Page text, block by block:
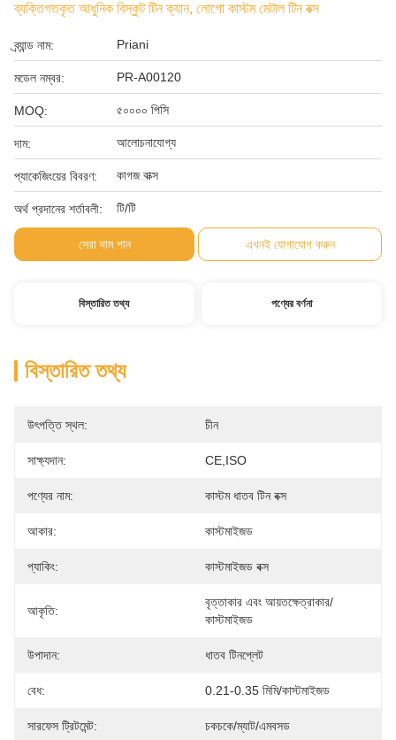
ব্যক্তিগতকৃত আধুনিক বিস্কুট টিন ক্যান, লোগো কাস্টম মেটাল টিন বক্স
ব্র্যান্ড নাম: Priani
মডেল নম্বর: PR-A00120
MOQ: ৫০০০০ পিসি
দাম: আলোচনাযোগ্য
প্যাকেজিংয়ের বিবরণ: কাগজ বাক্স
অর্থ প্রদানের শর্তাবলী: টি/টি
সেরা দাম পান এখনই যোগাযোগ করুন
বিস্তারিত তথ্য পণ্যের বর্ণনা
বিস্তারিত তথ্য
উৎপত্তি স্থল: চীন
সাক্ষ্যদান: CE,ISO
পণ্যের নাম: কাস্টম ধাতব টিন বক্স
আকার: কাস্টমাইজড
প্যাকিং: কাস্টমাইজড বক্স
আকৃতি:
বৃত্তাকার এবং আয়তক্ষেত্রাকার/
কাস্টমাইজড
উপাদান: ধাতব টিনপ্লেট
বেধ: 0.21-0.35 মিমি/কাস্টমাইজড
সারফেস ট্রিটমেন্ট: চকচকে/ম্যাট/এমবসড